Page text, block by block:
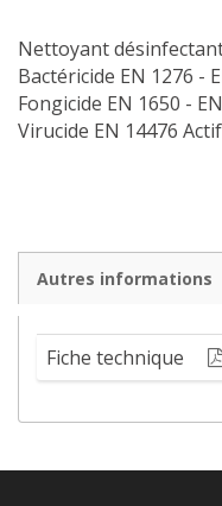
Nettoyant
Bactéricide EN 1276 -
Fongicide EN 1650 -
Virucide EN 14476
Autres informations
Fiche technique